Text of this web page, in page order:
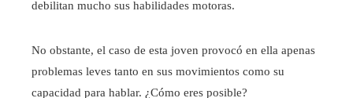
debilitan mucho sus habilidades motoras.
No obstante, el caso de esta joven provocó en ella apenas
problemas leves tanto en sus movimientos como su
capacidad para hablar. ¿Cómo eres posible?